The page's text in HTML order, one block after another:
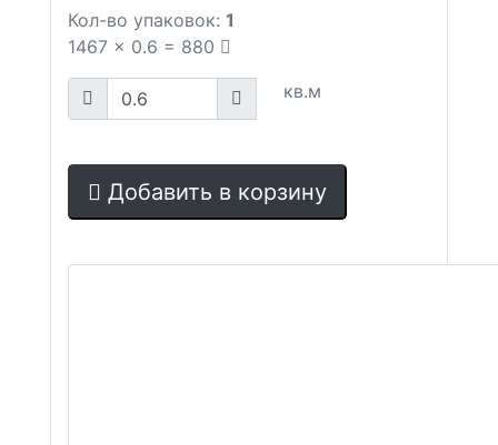
Кол-во упаковок: 1
1467 x 0.6 = 880
кв.м
Добавить в корзину